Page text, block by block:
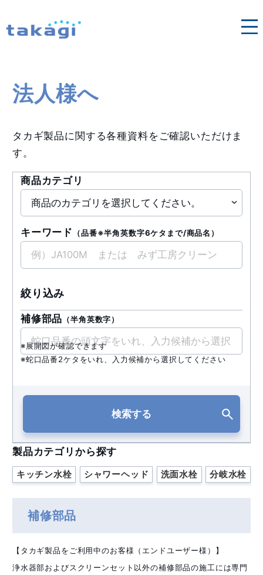
法人様へ
法人様へ
タカギ製品に関する各種資料をご確認いただけま
す。
商品カテゴリ
キーワード （品番※半角英数字6ケタまで/商品名）
絞り込み
補修部品 （半角英数字）
※展開図が確認できます
※蛇口品番2ケタをいれ、入力候補から選択してください
検索する
製品カテゴリから探す
キッチン水栓 シャワーヘッド 洗面水栓 分岐水栓
補修部品
【タカギ製品をご利用中のお客様（エンドユーザー様）】
浄水器部およびスクリーンセット以外の補修部品の施工には専門